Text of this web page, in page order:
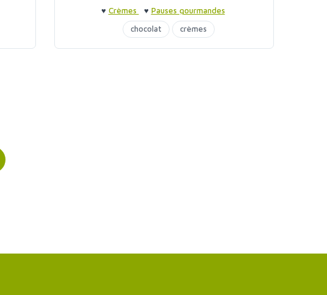
♥ Crèmes ♥ Pauses gourmandes
chocolat
crèmes